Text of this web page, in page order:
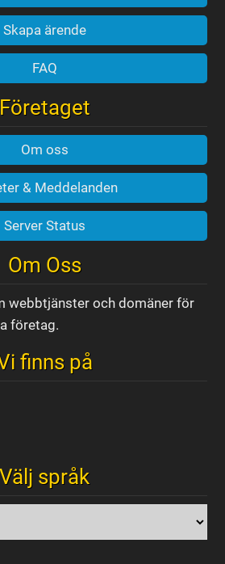
Skapa ärende
FAQ
Företaget
Om oss
& Meddelanden
Server Status
Om Oss
webbtjänster och domäner för
företag.
finns på
Välj språk